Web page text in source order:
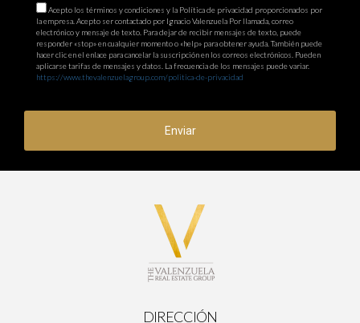
Acepto los términos y condiciones y la Política de privacidad proporcionados por
la empresa. Acepto ser contactado por Ignacio Valenzuela Por llamada, correo
electrónico y mensaje de texto. Para dejar de recibir mensajes de texto, puede
responder «stop» en cualquier momento o «help» para obtener ayuda. También puede
hacer clic en el enlace para cancelar la suscripción en los correos electrónicos. Pueden
aplicarse tarifas de mensajes y datos. La frecuencia de los mensajes puede variar.
https://www.thevalenzuelagroup.com/politica-de-privacidad
Enviar
DIRECCIÓN